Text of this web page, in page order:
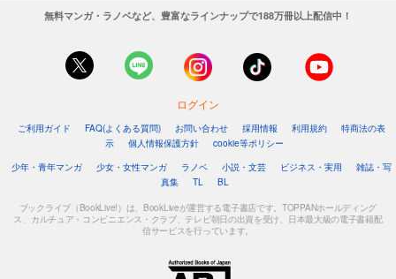
無料マンガ・ラノベなど、豊富なラインナップで188万冊以上配信中！
ログイン
ご利用ガイド FAQ(よくある質問) お問い合わせ 採用情報 利用規約
特商法の表
示
個人情報保護方針
cookie等ポリシー
少年・青年マンガ
少女・女性マンガ ラノベ 小説・文芸 ビジネス・実用
雑誌・写
真集
TL BL
ブックライブ（BookLive!）は、BookLiveが運営する電子書店です。TOPPANホールディング
ス、カルチュア・コンビニエンス・クラブ、テレビ朝日の出資を受け、日本最大級の電子書籍配
信サービスを行っています。